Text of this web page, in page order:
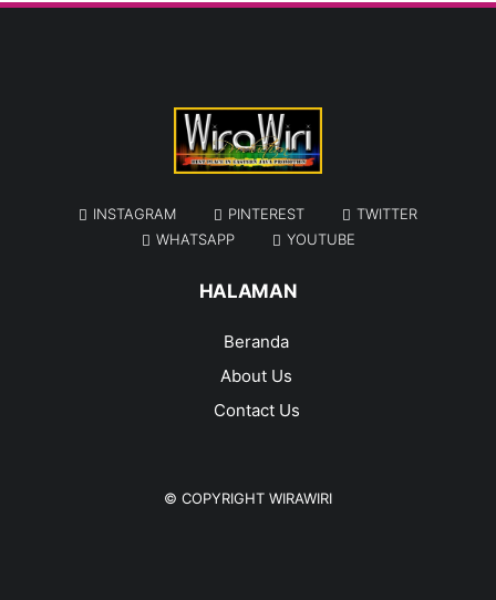
INSTAGRAM PINTEREST
TWITTER
WHATSAPP
YOUTUBE
HALAMAN
Beranda
About Us
Contact Us
© COPYRIGHT WIRAWIRI